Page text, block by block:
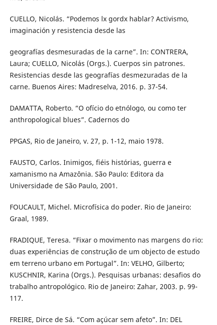
CUELLO, Nicolás. “Podemos lx gordx hablar? Activismo,
imaginación y resistencia desde las
geografías desmesuradas de la carne”. In: CONTRERA,
Laura; CUELLO, Nicolás (Orgs.). Cuerpos sin patrones.
Resistencias desde las geografías desmezuradas de la
carne. Buenos Aires: Madreselva, 2016. p. 37-54.
DAMATTA, Roberto. “O ofício do etnólogo, ou como ter
anthropological blues”. Cadernos do
PPGAS, Rio de Janeiro, v. 27, p. 1-12, maio 1978.
FAUSTO, Carlos. Inimigos, fiéis histórias, guerra e
xamanismo na Amazônia. São Paulo: Editora da
Universidade de São Paulo, 2001.
FOUCAULT, Michel. Microfísica do poder. Rio de Janeiro:
Graal, 1989.
FRADIQUE, Teresa. “Fixar o movimento nas margens do rio:
duas experiências de construção de um objecto de estudo
em terreno urbano em Portugal”. In: VELHO, Gilberto;
KUSCHNIR, Karina (Orgs.). Pesquisas urbanas: desafios do
trabalho antropológico. Rio de Janeiro: Zahar, 2003. p. 99-
117.
FREIRE, Dirce de Sá. “Com açúcar sem afeto”. In: DEL